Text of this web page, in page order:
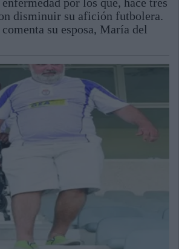
disminuir su afición futbolera.
su esposa, María del